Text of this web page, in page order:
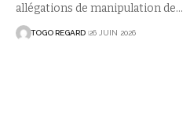
allégations de manipulation de…
TOGO REGARD 26 JUIN 2026